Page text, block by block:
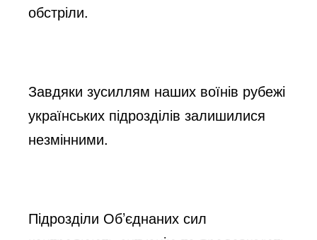
обстріли.
Завдяки зусиллям наших воїнів рубежі
українських підрозділів залишилися
незмінними.
Підрозділи Об’єднаних сил